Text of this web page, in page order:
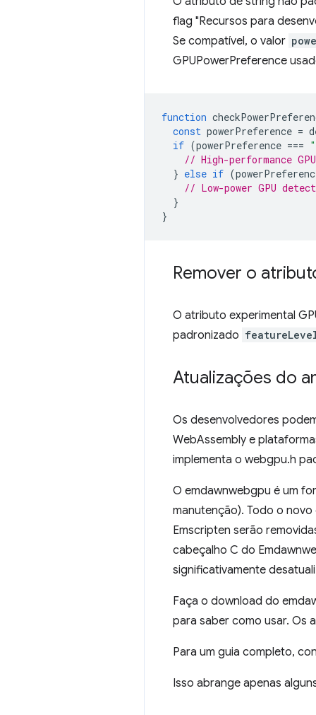
flag "Recursos para
Se compatível, o valor
GPUPowerPreference
function
const powerPreference =
if (powerPreference ===
// High-performance
} else if (
// Low-power GPU
}
}
Remover o
O atributo experimental
padronizado
Atualizações do
Os desenvolvedores
WebAssembly e
implementa o webgpu.h
O emdawnwebgpu é um
manutenção). Todo o
Emscripten serão
cabeçalho C do
significativamente
Faça o download do
para saber como usar. Os
Para um guia completo,
Isso abrange apenas